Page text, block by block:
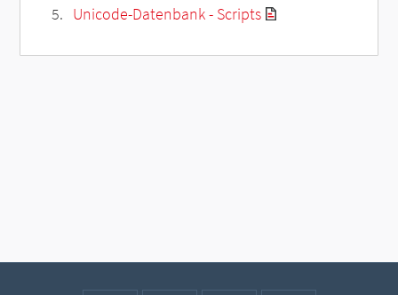
Unicode-Datenbank - Scripts